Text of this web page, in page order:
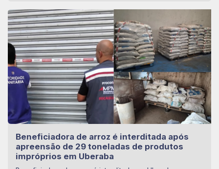
Beneficiadora de arroz é interditada após
apreensão de 29 toneladas de produtos
impróprios em Uberaba